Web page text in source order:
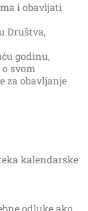
i obavljati
Društva,
godinu,
svom
za obavljanje
kalendarske
odluke ako